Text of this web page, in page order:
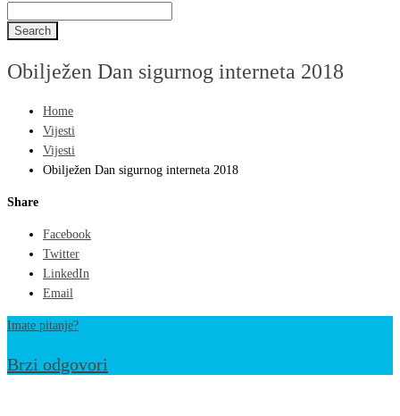
Obilježen Dan sigurnog interneta 2018
Home
Vijesti
Vijesti
Obilježen Dan sigurnog interneta 2018
Share
Facebook
Twitter
LinkedIn
Email
Imate pitanje?
Brzi odgovori